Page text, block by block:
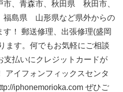
、青森市、秋田県 秋田市、
島県 山形県など県外からの
！ 郵送修理、出張修理(盛岡
ます。何でもお気軽にご相談
支払いにクレジットカードが
アイフォンフィックスセンタ
iphonemorioka.com ぜひご